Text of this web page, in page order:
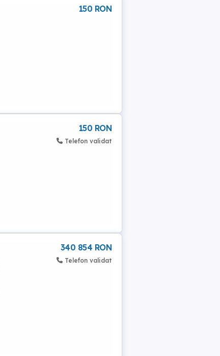
150 RON
150 RON
Telefon validat
340 854 RON
Telefon validat